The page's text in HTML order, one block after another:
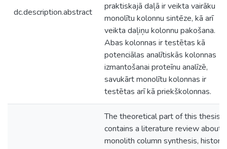
dc.description.abstract
praktiskajā daļā ir veikta vairāku
monolītu kolonnu sintēze, kā arī
veikta daļiņu kolonnu pakošana.
Abas kolonnas ir testētas kā
potenciālas analītiskās kolonnas
izmantošanai proteīnu analīzē,
savukārt monolītu kolonnas ir
testētas arī kā priekškolonnas.
The theoretical part of this thesis
contains a literature review about
monolith column synthesis, history